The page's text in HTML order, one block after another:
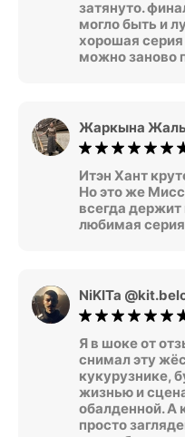
затянуто.
могло быть и
хорошая
можно заново
Жаркына
Итэн Хант
Но это же
всегда
любимая
NiKITa
Я в шоке от
снимал эту
кукурузнике,
жизнью и
обалденной. А
просто